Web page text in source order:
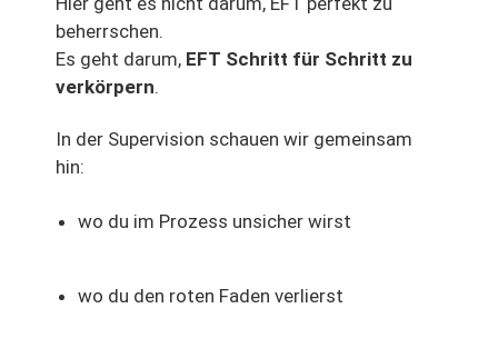
beherrschen.
Es geht darum, EFT Schritt für Schritt zu
verkörpern.
In der Supervision schauen wir gemeinsam
hin:
wo du im Prozess unsicher wirst
wo du den roten Faden verlierst